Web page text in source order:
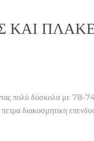
ΚΑΙ
δύσκολα με 78-74
διακοσμητικη